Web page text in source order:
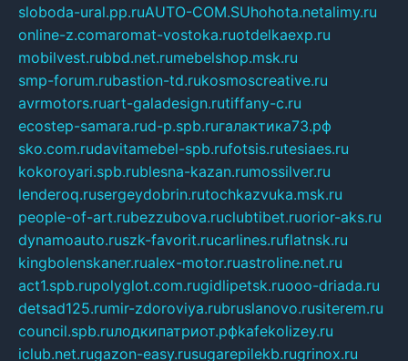
sloboda-ural.pp.ruAUTO-COM.SUhohota.netalimy.ru
online-z.comaromat-vostoka.ruotdelkaexp.ru
mobilvest.rubbd.net.rumebelshop.msk.ru
smp-forum.rubastion-td.rukosmoscreative.ru
avrmotors.ruart-galadesign.rutiffany-c.ru
ecostep-samara.rud-p.spb.ruгалактика73.рф
sko.com.rudavitamebel-spb.rufotsis.rutesiaes.ru
kokoroyari.spb.rublesna-kazan.rumossilver.ru
lenderoq.rusergeydobrin.rutochkazvuka.msk.ru
people-of-art.rubezzubova.ruclubtibet.ruorior-aks.ru
dynamoauto.ruszk-favorit.rucarlines.ruflatnsk.ru
kingbolenskaner.rualex-motor.ruastroline.net.ru
act1.spb.rupolyglot.com.rugidlipetsk.ruooo-driada.ru
detsad125.rumir-zdoroviya.rubruslanovo.rusiterem.ru
council.spb.ruлодкипатриот.рфkafekolizey.ru
iclub.net.rugazon-easy.rusugarepilekb.rugrinox.ru